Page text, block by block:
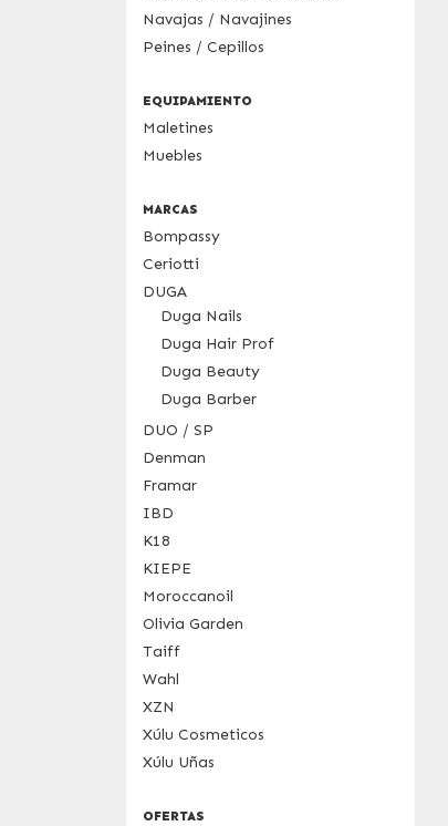
Navajas / Navajines
Peines / Cepillos
EQUIPAMIENTO
Maletines
Muebles
MARCAS
Bompassy
Ceriotti
DUGA
Duga Nails
Duga Hair Prof
Duga Beauty
Duga Barber
DUO / SP
Denman
Framar
IBD
K18
KIEPE
Moroccanoil
Olivia Garden
Taiff
Wahl
XZN
Xúlu Cosmeticos
Xúlu Uñas
OFERTAS